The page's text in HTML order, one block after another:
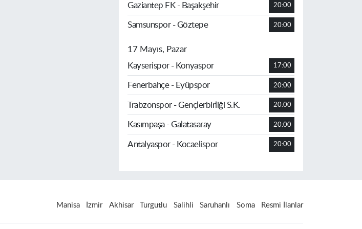
Gaziantep FK - Başakşehir 20:00
Samsunspor - Göztepe 20:00
17 Mayıs, Pazar
Kayserispor - Konyaspor
17:00
Fenerbahçe - Eyüpspor 20:00
Trabzonspor - Gençlerbirliği S.K. 20:00
Kasımpaşa - Galatasaray 20:00
Antalyaspor - Kocaelispor 20:00
Manisa İzmir Akhisar Turgutlu Salihli Saruhanlı Soma Resmi İlanlar